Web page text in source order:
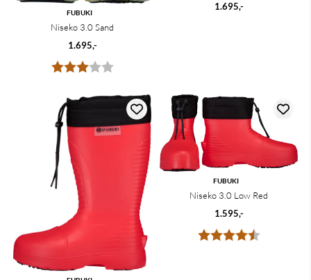
Karakter: 3.0 av 5 mulige
FUBUKI
Niseko 3.0 Sand
1.695,-
1.695,-
Karakter: 4.7 av 5
FUBUKI
Niseko 3.0 Low Red
1.595,-